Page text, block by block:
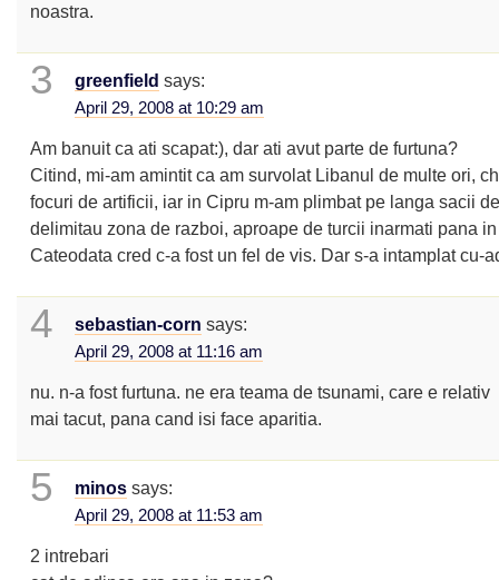
noastra.
3 greenfield says:
April 29, 2008 at 10:29 am
Am banuit ca ati scapat:), dar ati avut parte de furtuna?
Citind, mi-am amintit ca am survolat Libanul de multe ori,
focuri de artificii, iar in Cipru m-am plimbat pe langa sacii
delimitau zona de razboi, aproape de turcii inarmati pana
Cateodata cred c-a fost un fel de vis. Dar s-a intamplat cu-
4 sebastian-corn says:
April 29, 2008 at 11:16 am
nu. n-a fost furtuna. ne era teama de tsunami, care e relativ
mai tacut, pana cand isi face aparitia.
5 minos says:
April 29, 2008 at 11:53 am
2 intrebari